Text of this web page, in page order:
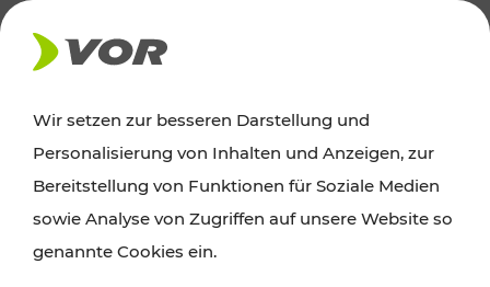
AKTUELLES
Ausflugstipps
Wien, Niederösterreich und das Burgenland
Wir setzen zur besseren Darstellung und
Personalisierung von Inhalten und Anzeigen, zur
Bereitstellung von Funktionen für Soziale Medien
sowie Analyse von Zugriffen auf unsere Website so
genannte Cookies ein.